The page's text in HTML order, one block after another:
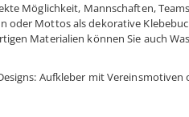
Möglichkeit, Mannschaften,
oder Mottos als dekorative
Materialien können Sie auch
Aufkleber mit